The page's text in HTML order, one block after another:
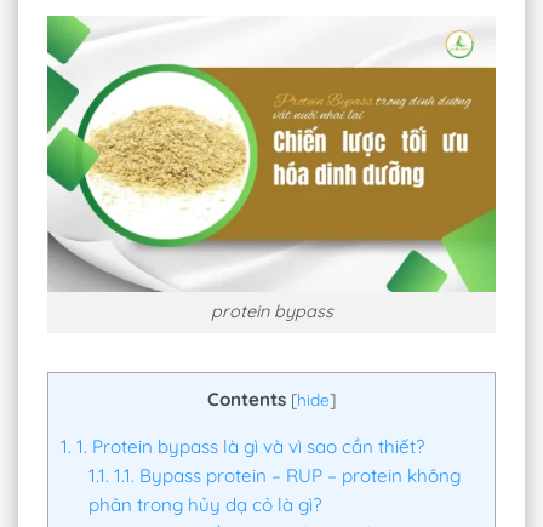
protein bypass
Contents [hide]
1. 1. Protein bypass là gì và vì sao cần thiết?
1.1. 1.1. Bypass protein – RUP – protein không
phân trong hủy dạ cỏ là gì?